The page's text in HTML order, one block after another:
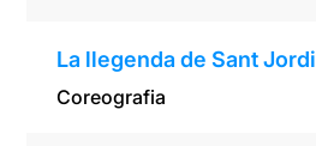
La llegenda de Sant Jordi
Coreografia